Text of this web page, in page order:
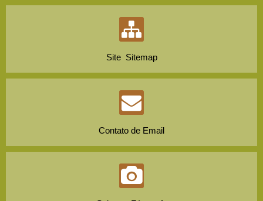
Site Sitemap
Contato de Email